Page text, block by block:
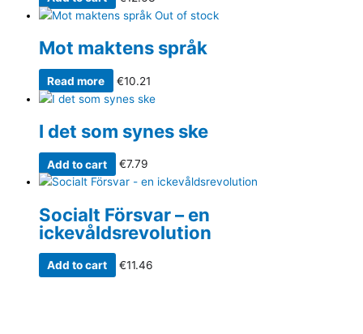
Out of stock
Mot maktens språk
Read more €10.21
I det som synes ske
Add to cart €7.79
Socialt Försvar – en
ickevåldsrevolution
Add to cart €11.46